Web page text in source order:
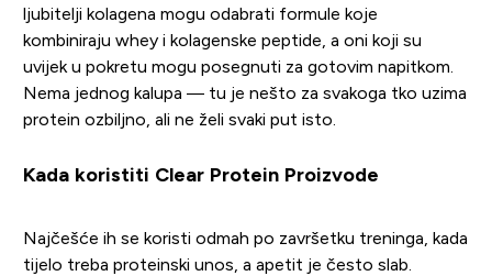
ljubitelji kolagena mogu odabrati formule koje
kombiniraju whey i kolagenske peptide, a oni koji su
uvijek u pokretu mogu posegnuti za gotovim napitkom.
Nema jednog kalupa — tu je nešto za svakoga tko uzima
protein ozbiljno, ali ne želi svaki put isto.
Kada koristiti Clear Protein Proizvode
Najčešće ih se koristi odmah po završetku treninga, kada
tijelo treba proteinski unos, a apetit je često slab.